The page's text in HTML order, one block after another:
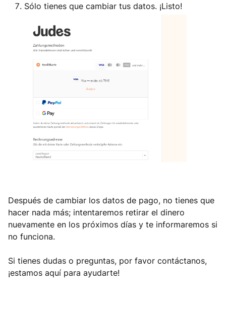
Sólo tienes que cambiar tus datos. ¡Listo!
Después de cambiar los datos de pago, no tienes que
hacer nada más; intentaremos retirar el dinero
nuevamente en los próximos días y te informaremos si
no funciona.
Si tienes dudas o preguntas, por favor contáctanos,
¡estamos aquí para ayudarte!